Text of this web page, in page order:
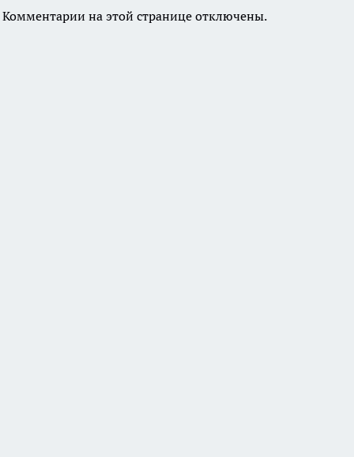
Комментарии на этой странице отключены.